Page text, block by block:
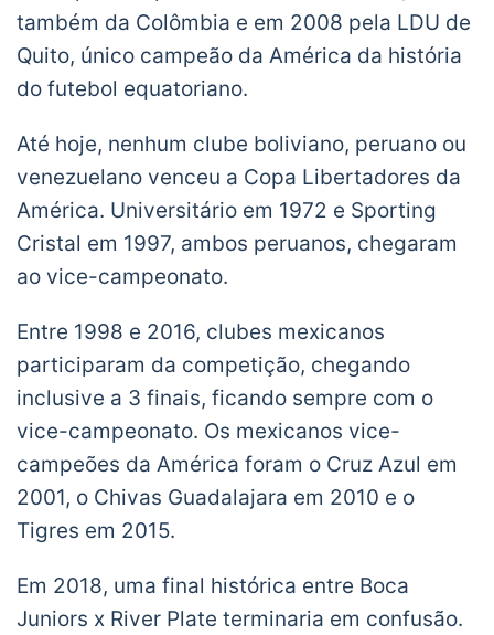
também da Colômbia e em 2008 pela LDU de
Quito, único campeão da América da história
do futebol equatoriano.
Até hoje, nenhum clube boliviano, peruano ou
venezuelano venceu a Copa Libertadores da
América. Universitário em 1972 e Sporting
Cristal em 1997, ambos peruanos, chegaram
ao vice-campeonato.
Entre 1998 e 2016, clubes mexicanos
participaram da competição, chegando
inclusive a 3 finais, ficando sempre com o
vice-campeonato. Os mexicanos vice-
campeões da América foram o Cruz Azul em
2001, o Chivas Guadalajara em 2010 e o
Tigres em 2015.
Em 2018, uma final histórica entre Boca
Juniors x River Plate terminaria em confusão.